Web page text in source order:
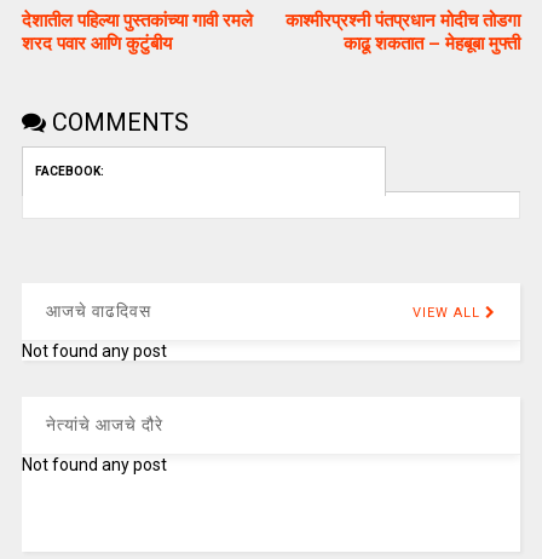
देशातील पहिल्या पुस्तकांच्या गावी रमले
शरद पवार आणि कुटुंबीय
काश्मीरप्रश्नी पंतप्रधान मोदीच तोडगा
काढू शकतात – मेहबूबा मुफ्ती
COMMENTS
FACEBOOK:
आजचे वाढदिवस VIEW ALL
Not found any post
नेत्यांचे आजचे दौरे
Not found any post